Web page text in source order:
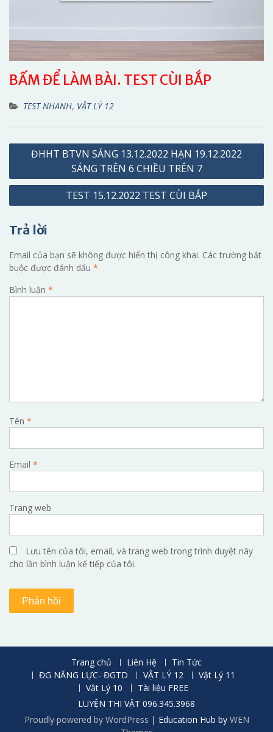
BẤM ĐỂ LÀM BÀI. TEST CÙI BẮP
TEST NHANH, VẬT LÝ 12
Điều
bài
ĐHHT BTVN SÁNG 13.12.2022 HẠN 19.12.2022
SÁNG TRÊN 6 CHIỀU TRÊN 7
TEST 15.12.2022 TEST CÙI BẮP
Trả lời
Email của bạn sẽ không được hiển thị công khai. Các trường bắt
buộc được đánh dấu *
Bình luận *
Tên *
Email *
Trang web
Lưu tên của tôi, email, và trang web trong trình duyệt này
cho lần bình luận kế tiếp của tôi.
Trang chủ Liên Hệ
Tin Tức
ĐG NĂNG LỰC- ĐGTD
VẬT LÝ 12
Vật Lý 11
Vật Lý 10
Tài liệu FREE
LUYỆN THI VẬT 096.345.3968
Proudly powered by WordPress | Education Hub by WEN